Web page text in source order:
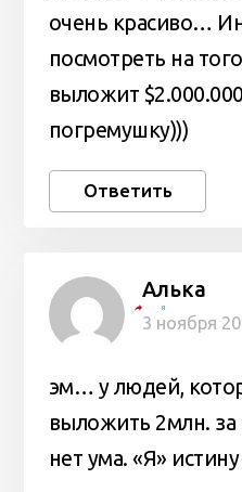
очень красиво…
посмотреть на
выложит
погремушку)))
Ответить
Алька
Я
3 ноября
эм… у людей,
выложить 2млн. за
нет ума. «Я»